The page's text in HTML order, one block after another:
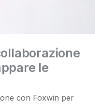
le
con Foxwin per